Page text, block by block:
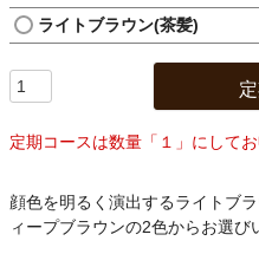
ライトブラウン(茶髪)
定期コースは数量「１」にしてお
顔色を明るく演出するライトブ
ィープブラウンの2色からお選び